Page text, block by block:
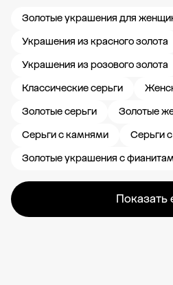
Золотые украшения для
Украшения из красного золота
Украшения из розового золота
Классические серьги
Золотые серьги
Золотые
Серьги с камнями
Серьги
Золотые украшения с
Показать